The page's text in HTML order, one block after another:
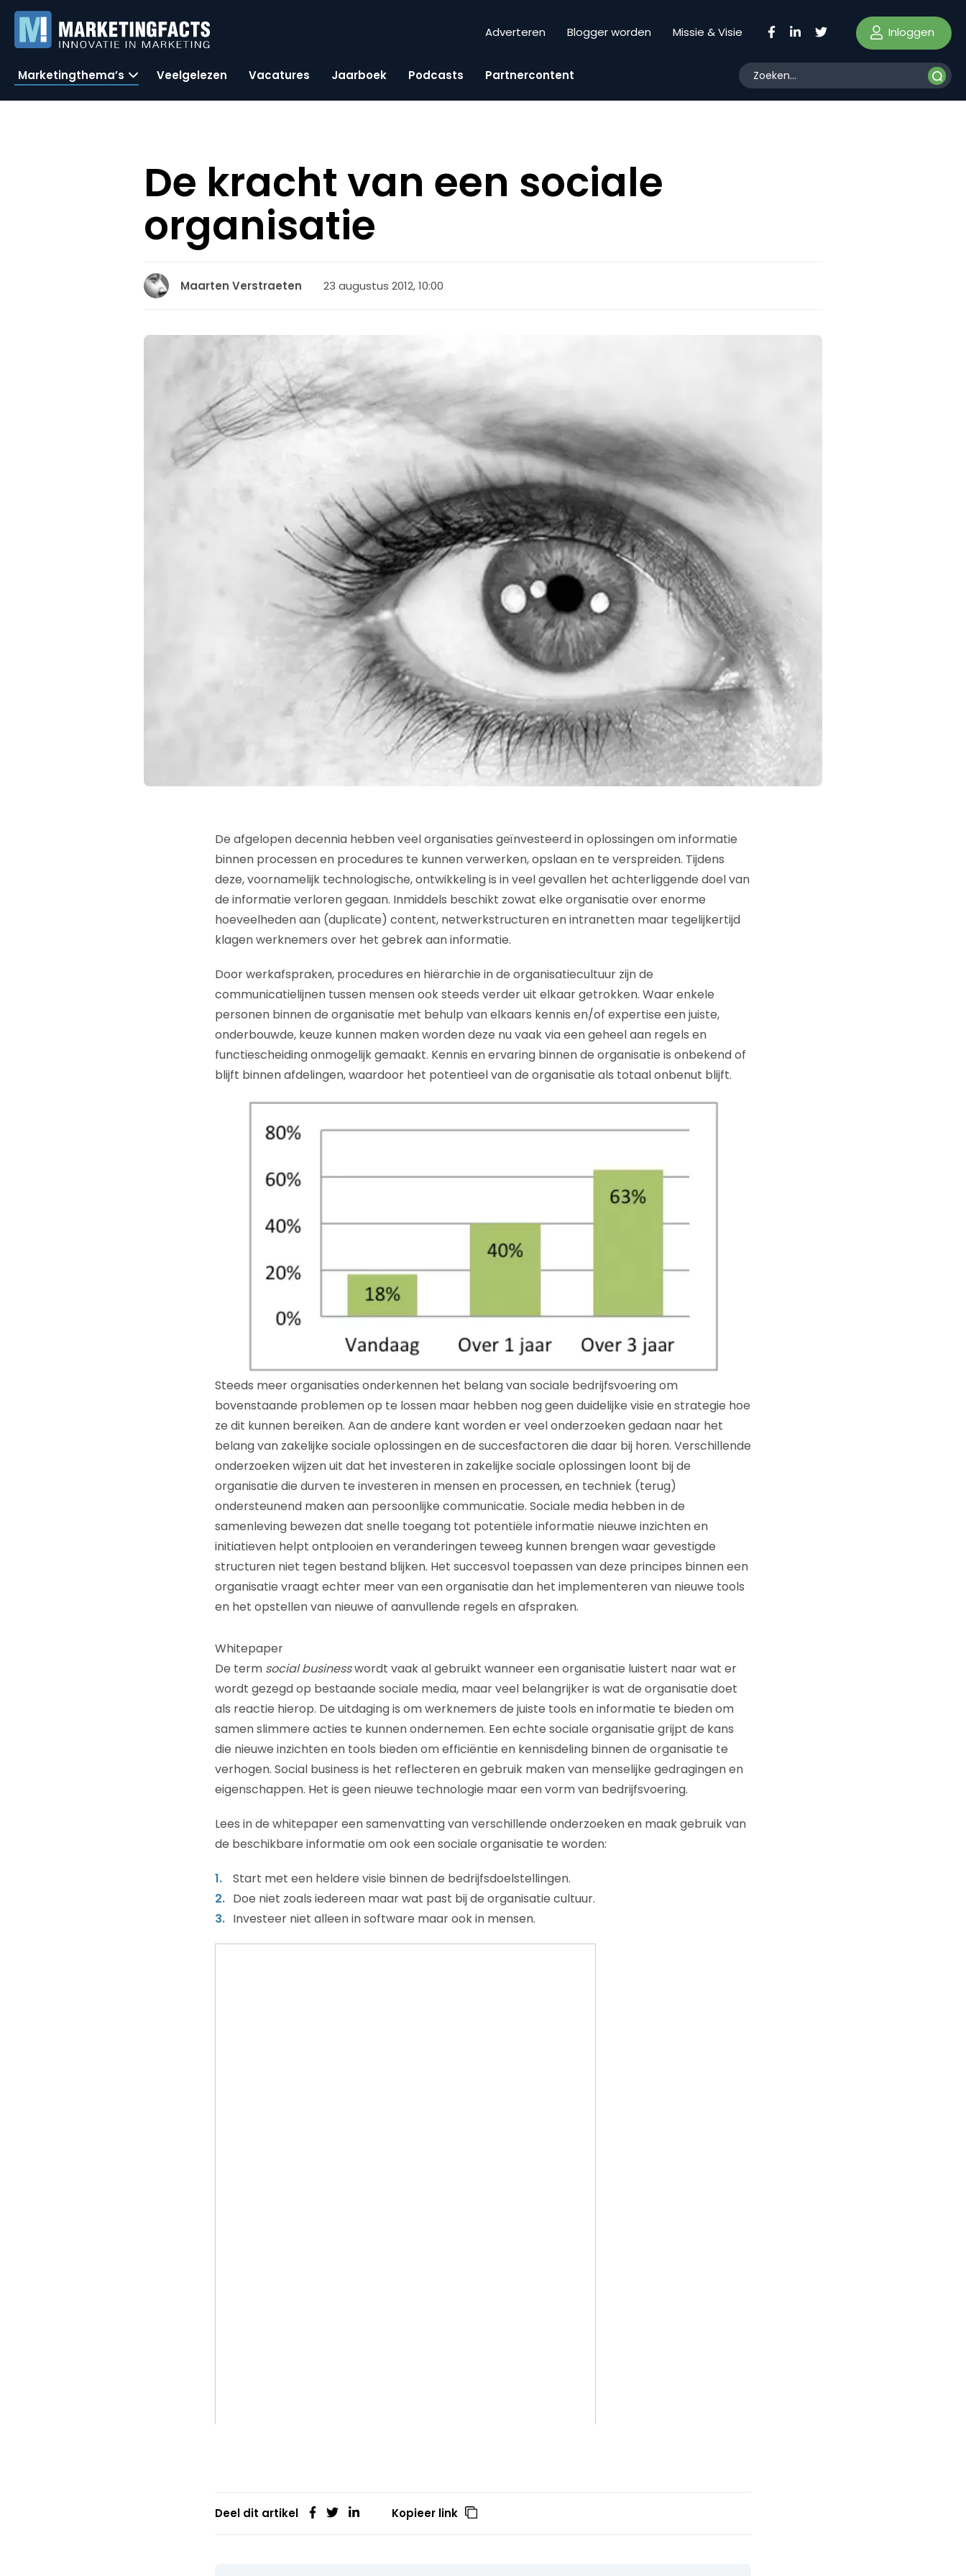
Adverteren Blogger worden Missie & Visie Inloggen
Marketingthema’s Veelgelezen Vacatures Jaarboek Podcasts Partnercontent
De kracht van een sociale
organisatie
Maarten Verstraeten 23 augustus 2012, 10:00
De afgelopen decennia hebben veel organisaties geïnvesteerd in oplossingen om informatie
binnen processen en procedures te kunnen verwerken, opslaan en te verspreiden. Tijdens
deze, voornamelijk technologische, ontwikkeling is in veel gevallen het achterliggende doel van
de informatie verloren gegaan. Inmiddels beschikt zowat elke organisatie over enorme
hoeveelheden aan (duplicate) content, netwerkstructuren en intranetten maar tegelijkertijd
klagen werknemers over het gebrek aan informatie.
Door werkafspraken, procedures en hiërarchie in de organisatiecultuur zijn de
communicatielijnen tussen mensen ook steeds verder uit elkaar getrokken. Waar enkele
personen binnen de organisatie met behulp van elkaars kennis en/of expertise een juiste,
onderbouwde, keuze kunnen maken worden deze nu vaak via een geheel aan regels en
functiescheiding onmogelijk gemaakt. Kennis en ervaring binnen de organisatie is onbekend of
blijft binnen afdelingen, waardoor het potentieel van de organisatie als totaal onbenut blijft.
Steeds meer organisaties onderkennen het belang van sociale bedrijfsvoering om
bovenstaande problemen op te lossen maar hebben nog geen duidelijke visie en strategie hoe
ze dit kunnen bereiken. Aan de andere kant worden er veel onderzoeken gedaan naar het
belang van zakelijke sociale oplossingen en de succesfactoren die daar bij horen. Verschillende
onderzoeken wijzen uit dat het investeren in zakelijke sociale oplossingen loont bij de
organisatie die durven te investeren in mensen en processen, en techniek (terug)
ondersteunend maken aan persoonlijke communicatie. Sociale media hebben in de
samenleving bewezen dat snelle toegang tot potentiële informatie nieuwe inzichten en
initiatieven helpt ontplooien en veranderingen teweeg kunnen brengen waar gevestigde
structuren niet tegen bestand blijken. Het succesvol toepassen van deze principes binnen een
organisatie vraagt echter meer van een organisatie dan het implementeren van nieuwe tools
en het opstellen van nieuwe of aanvullende regels en afspraken.
Whitepaper
De term social businesswordt vaak al gebruikt wanneer een organisatie luistert naar wat er
wordt gezegd op bestaande sociale media, maar veel belangrijker is wat de organisatie doet
als reactie hierop. De uitdaging is om werknemers de juiste tools en informatie te bieden om
samen slimmere acties te kunnen ondernemen. Een echte sociale organisatie grijpt de kans
die nieuwe inzichten en tools bieden om efficiëntie en kennisdeling binnen de organisatie te
verhogen. Social business is het reflecteren en gebruik maken van menselijke gedragingen en
eigenschappen. Het is geen nieuwe technologie maar een vorm van bedrijfsvoering.
Lees in de whitepaper een samenvatting van verschillende onderzoeken en maak gebruik van
de beschikbare informatie om ook een sociale organisatie te worden:
Start met een heldere visie binnen de bedrijfsdoelstellingen.
Doe niet zoals iedereen maar wat past bij de organisatie cultuur.
Investeer niet alleen in software maar ook in mensen.
Deel dit artikel Kopieer link